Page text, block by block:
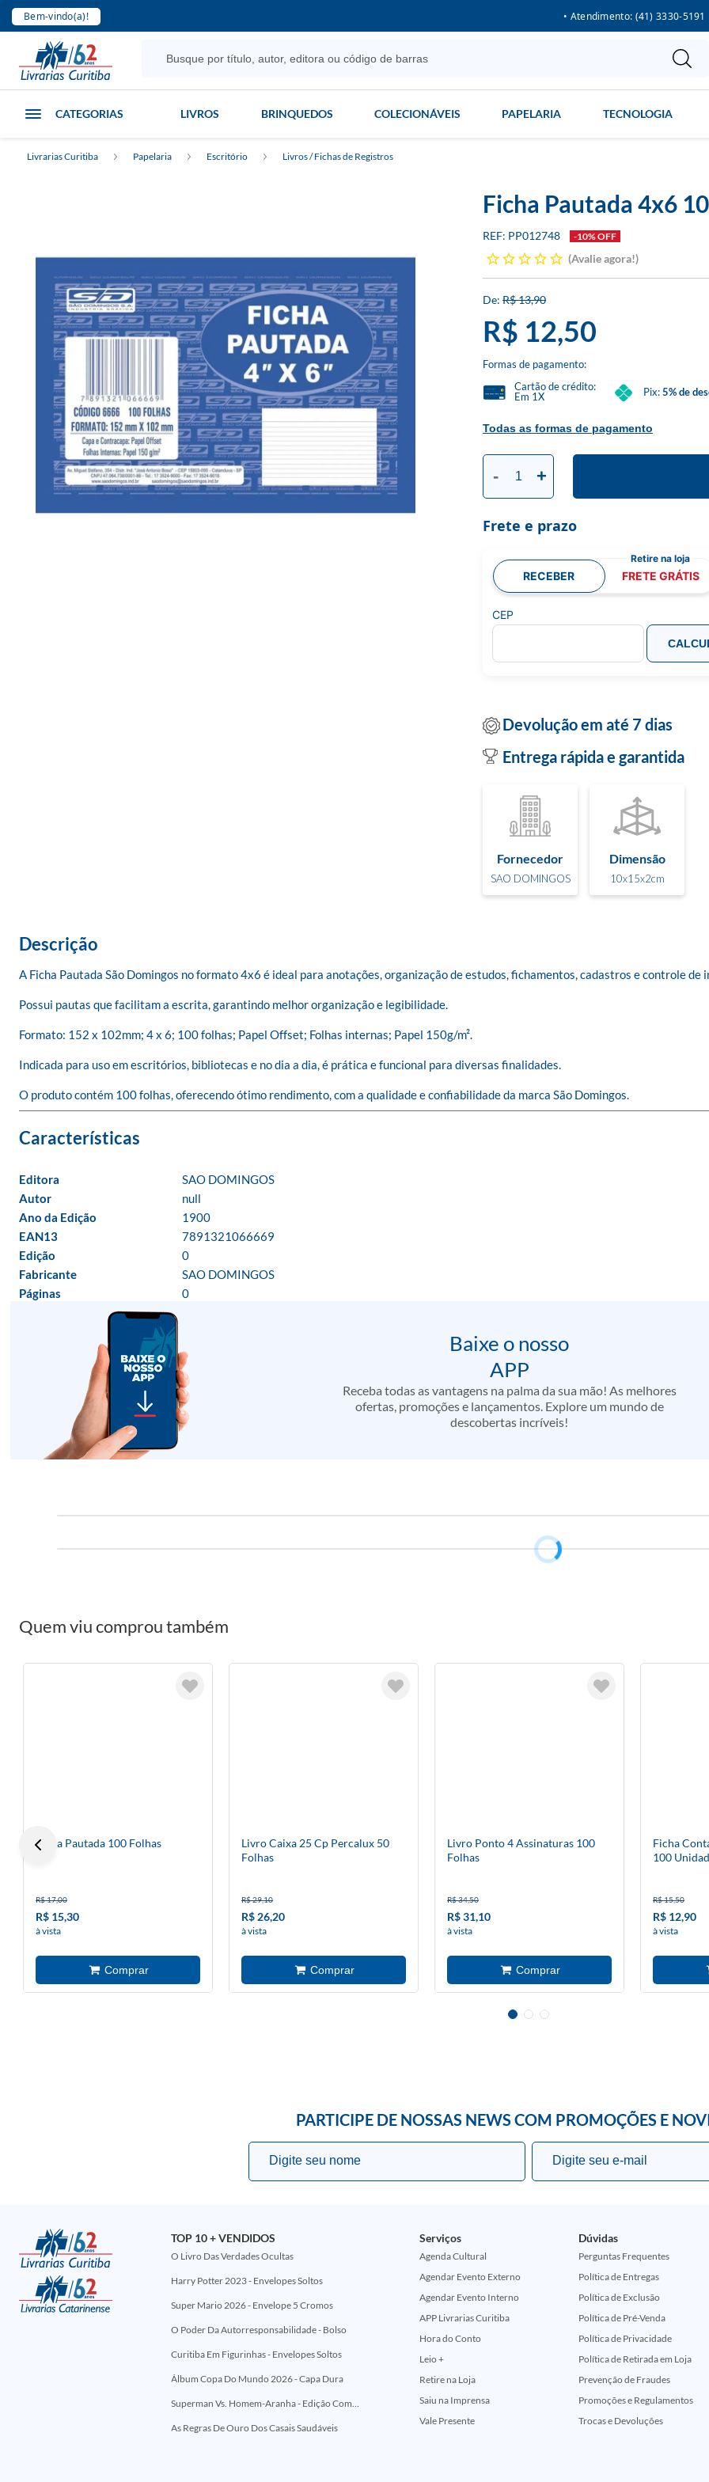
Bem-vindo(a)! • Atendimento: (41) 3330-5191
CATEGORIAS LIVROS BRINQUEDOS COLECIONÁVEIS PAPELARIA TECNOLOGIA
Livrarias Curitiba Papelaria Escritório Livros / Fichas de Registros
Ficha Pautada 4x6
PP012748 -10% OFF
Avalie agora!
R$ 13,90
R$ 12,50
Formas de pagamento:
Todas as formas de pagamento
Cartão de crédito:
Em 1X
Pix:5% de
- +
Frete e prazo
RECEBER FRETE GRÁTIS
CEP
Devolução em até 7 dias
Entrega rápida e garantida
Fornecedor
SAO DOMINGOS
Dimensão
10x15x2cm
Descrição
A Ficha Pautada São Domingos no formato 4x6 é ideal para anotações, organização de estudos, fichamentos, cadastros e controle de
Possui pautas que facilitam a escrita, garantindo melhor organização e legibilidade.
Formato: 152 x 102mm; 4 x 6; 100 folhas; Papel Offset; Folhas internas; Papel 150g/m².
Indicada para uso em escritórios, bibliotecas e no dia a dia, é prática e funcional para diversas finalidades.
O produto contém 100 folhas, oferecendo ótimo rendimento, com a qualidade e confiabilidade da marca São Domingos.
Editora
SAO DOMINGOS
Autor
null
Ano da Edição
1900
EAN13
7891321066669
Edição
0
Fabricante
SAO DOMINGOS
Páginas
0
Baixe o nosso
APP
Receba todas as vantagens na palma da sua mão! As melhores
ofertas, promoções e lançamentos. Explore um mundo de
descobertas incríveis!
Quem viu comprou também
Ficha Pautada 100 Folhas
R$ 17,00
R$ 15,30
à vista
Livro Caixa 25 Cp Percalux 50
Folhas
R$ 29,10
R$ 26,20
à vista
Livro Ponto 4 Assinaturas 100
Folhas
R$ 34,50
R$ 31,10
à vista
Ficha
100
R$ 15,50
R$ 12,90
à vista
PARTICIPE DE NOSSAS NEWS COM PROMOÇÕES E
TOP 10 + VENDIDOS
O Livro Das Verdades Ocultas
Harry Potter 2023 - Envelopes Soltos
Super Mario 2026 - Envelope 5 Cromos
O Poder Da Autorresponsabilidade - Bolso
Curitiba Em Figurinhas - Envelopes Soltos
Álbum Copa Do Mundo 2026 - Capa Dura
Superman Vs. Homem-Aranha - Edição Comemorativa 50 Anos (Encontros Clássicos Dc E Marvel)
As Regras De Ouro Dos Casais Saudáveis
Serviços
Agenda Cultural
Agendar Evento Externo
Agendar Evento Interno
APP Livrarias Curitiba
Hora do Conto
Leio +
Retire na Loja
Saiu na Imprensa
Vale Presente
Dúvidas
Perguntas Frequentes
Política de Entregas
Política de Exclusão
Política de Pré-Venda
Política de Privacidade
Política de Retirada em Loja
Prevenção de Fraudes
Promoções e Regulamentos
Trocas e Devoluções